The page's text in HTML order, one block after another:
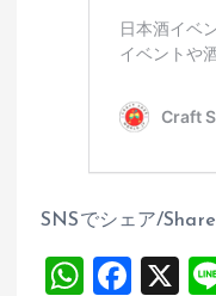
SNSでシェア/Share
W
F
X